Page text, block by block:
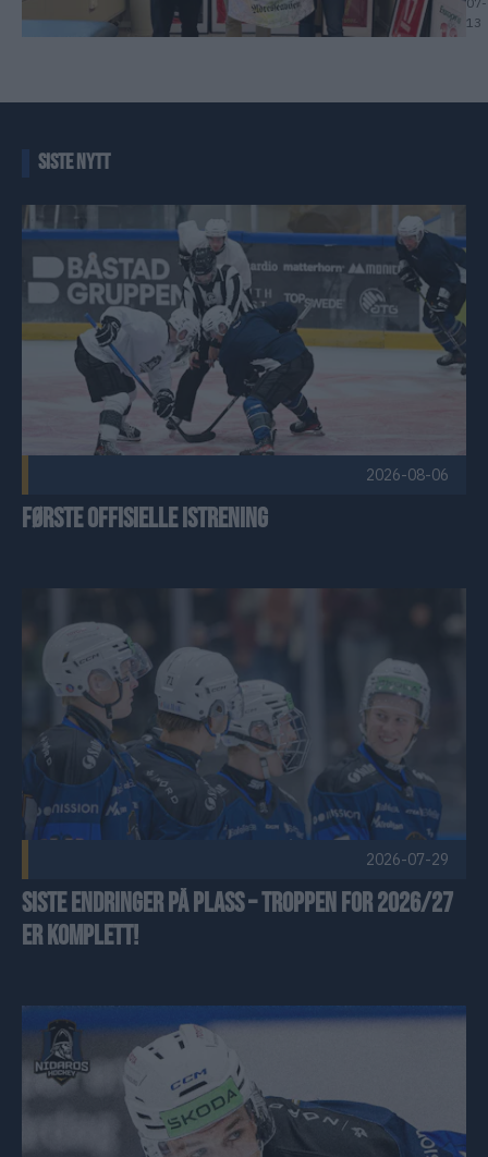
13
SISTE NYTT
Første offisielle istrening Publisert 2026-08-06
2026-08-06
Første offisielle istrening
2026-07-29
Siste endringer på plass – troppen for 2026/27
er komplett!
Ole Christian legger skøytene på hylla Publisert 2026-07-26